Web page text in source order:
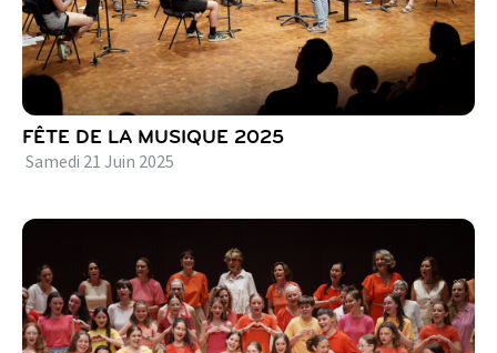
FÊTE DE LA MUSIQUE 2025
Samedi 21 Juin 2025